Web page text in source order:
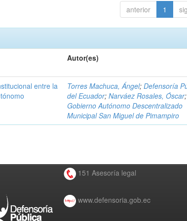
anterior 1
Autor(es)
entre la
Torres Machuca, Ángel;Defensoría
del Ecuador;Narváez Rosales, Óscar;
Gobierno Autónomo Descentralizado
Municipal San Miguel de Pimampiro
151 Asesoría legal
www.defensoria.gob.ec